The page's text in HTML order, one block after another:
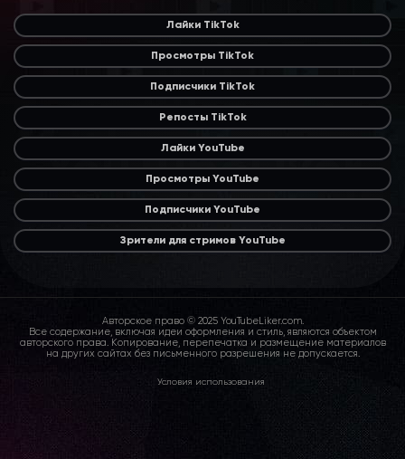
Лайки TikTok
Просмотры TikTok
Подписчики TikTok
Репосты TikTok
Лайки YouTube
Просмотры YouTube
Подписчики YouTube
Зрители для стримов YouTube
Авторское право © 2025 YouTubeLiker.com.
Все содержание, включая идеи оформления и стиль, являются объектом
авторского права. Копирование, перепечатка и размещение материалов
на других сайтах без письменного разрешения не допускается.
Условия использования